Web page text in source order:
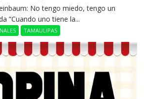
No tengo miedo, tengo un
”Cuando uno tiene la...
TAMAULIPAS